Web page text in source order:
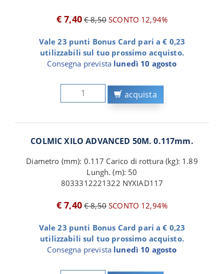
€ 7,40 € 8,50SCONTO 12,94%
Vale 23 punti Bonus Card pari a € 0,23
utilizzabili sul tuo prossimo acquisto.
Consegna prevista lunedì 10 agosto
acquista
COLMIC XILO ADVANCED 50M. 0.117mm.
Diametro (mm): 0.117 Carico di rottura (kg): 1.89
Lungh. (m): 50
8033312221322 NYXIAD117
€ 7,40 € 8,50SCONTO 12,94%
Vale 23 punti Bonus Card pari a € 0,23
utilizzabili sul tuo prossimo acquisto.
Consegna prevista lunedì 10 agosto